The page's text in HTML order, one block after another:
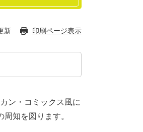
新 印刷ページ表示
ン・コミックス風に
知を図ります。